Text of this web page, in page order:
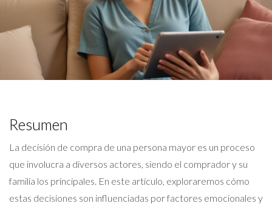
Resumen
La decisión de compra de una persona mayor es un proceso
que involucra a diversos actores, siendo el comprador y su
familia los principales. En este artículo, exploraremos cómo
estas decisiones son influenciadas por factores emocionales y